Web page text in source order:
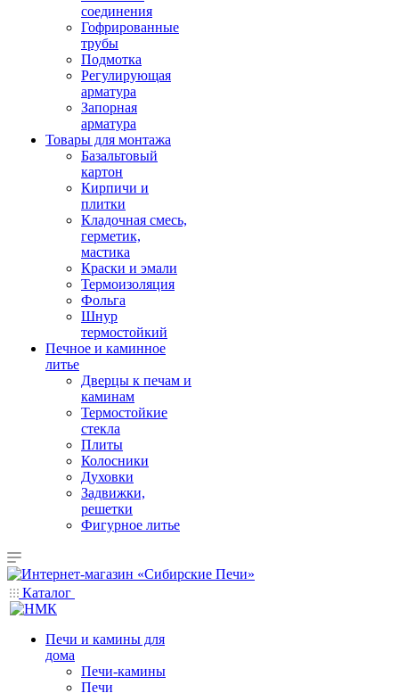
соединения
Гофрированные
трубы
Подмотка
Регулирующая
арматура
Запорная
арматура
Товары для монтажа
Базальтовый
картон
Кирпичи и
плитки
Кладочная смесь,
герметик,
мастика
Краски и эмали
Термоизоляция
Фольга
Шнур
термостойкий
Печное и каминное
литье
Дверцы к печам и
каминам
Термостойкие
стекла
Плиты
Колосники
Духовки
Задвижки,
решетки
Фигурное литье
Каталог
Печи и камины для
дома
Печи-камины
Печи